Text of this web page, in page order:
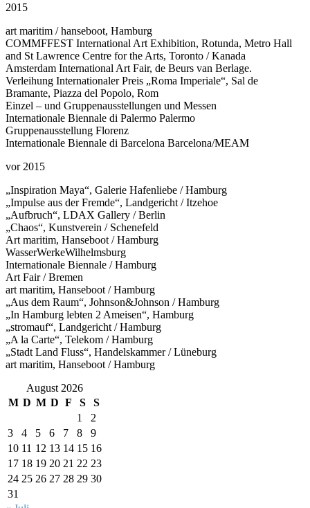
2015
art maritim / hanseboot, Hamburg
COMMFFEST International Art Exhibition, Rotunda, Metro Hall
and St Lawrence Centre for the Arts, Toronto / Kanada
Amsterdam International Art Fair, de Beurs van Berlage.
Verleihung Internationaler Preis „Roma Imperiale“, Sal de
Bramante, Piazza del Popolo, Rom
Einzel – und Gruppenausstellungen und Messen
Internationale Biennale di Palermo Palermo
Gruppenausstellung Florenz
Internationale Biennale di Barcelona Barcelona/MEAM
vor 2015
„Inspiration Maya“, Galerie Hafenliebe / Hamburg
„Impulse aus der Fremde“, Landgericht / Itzehoe
„Aufbruch“, LDAX Gallery / Berlin
„Chaos“, Kunstverein / Schenefeld
Art maritim, Hanseboot / Hamburg
WasserWerkeWilhelmsburg
Internationale Biennale / Hamburg
Art Fair / Bremen
art maritim, Hanseboot / Hamburg
„Aus dem Raum“, Johnson&Johnson / Hamburg
„In Hamburg lebten 2 Ameisen“, Hamburg
„stromauf“, Landgericht / Hamburg
„A la Carte“, Telekom / Hamburg
„Stadt Land Fluss“, Handelskammer / Lüneburg
art maritim, Hanseboot / Hamburg
August 2026
M D M D F S
S
1
2
3
4 5 6 7 8
9
10 11 12 13 14 15 16
17 18 19 20 21 22 23
24 25 26 27 28 29 30
31